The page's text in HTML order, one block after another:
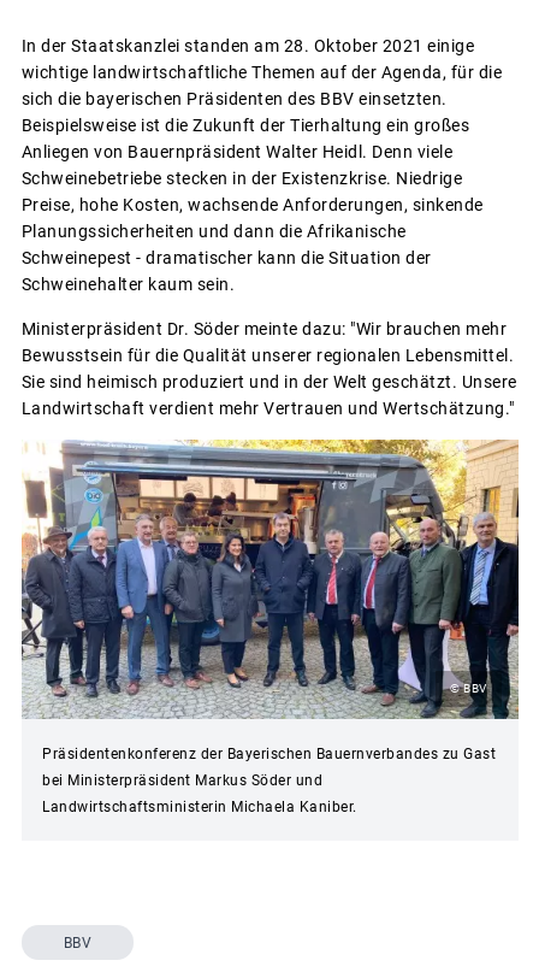
In der Staatskanzlei standen am 28. Oktober 2021 einige
wichtige landwirtschaftliche Themen auf der Agenda, für die
sich die bayerischen Präsidenten des BBV einsetzten.
Beispielsweise ist die Zukunft der Tierhaltung ein großes
Anliegen von Bauernpräsident Walter Heidl. Denn viele
Schweinebetriebe stecken in der Existenzkrise. Niedrige
Preise, hohe Kosten, wachsende Anforderungen, sinkende
Planungssicherheiten und dann die Afrikanische
Schweinepest - dramatischer kann die Situation der
Schweinehalter kaum sein.
Ministerpräsident Dr. Söder meinte dazu: "Wir brauchen mehr
Bewusstsein für die Qualität unserer regionalen Lebensmittel.
Sie sind heimisch produziert und in der Welt geschätzt. Unsere
Landwirtschaft verdient mehr Vertrauen und Wertschätzung."
© BBV
Präsidentenkonferenz der Bayerischen Bauernverbandes zu Gast
bei Ministerpräsident Markus Söder und
Landwirtschaftsministerin Michaela Kaniber.
BBV